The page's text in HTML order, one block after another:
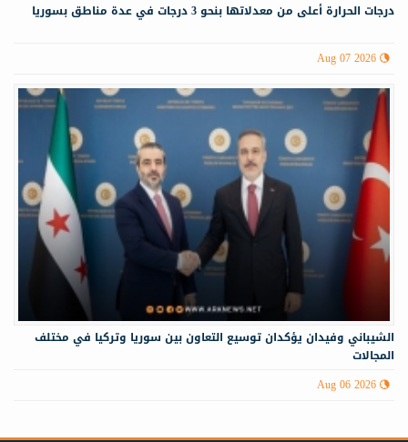
درجات الحرارة أعلى من معدلاتها بنحو 3 درجات في عدة مناطق بسوريا
Aug 07 2026
الشيباني وفيدان يؤكدان توسيع التعاون بين سوريا وتركيا في مختلف
المجالات
Aug 06 2026